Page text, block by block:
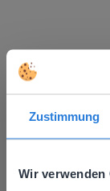
Zustimmung
Wir verwenden